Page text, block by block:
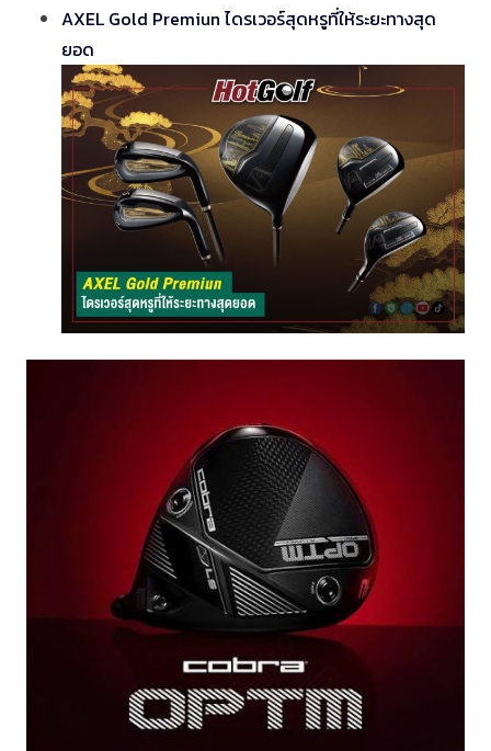
AXEL Gold Premiun ไดรเวอร์สุดหรูที่ให้ระยะทางสุด
ยอด